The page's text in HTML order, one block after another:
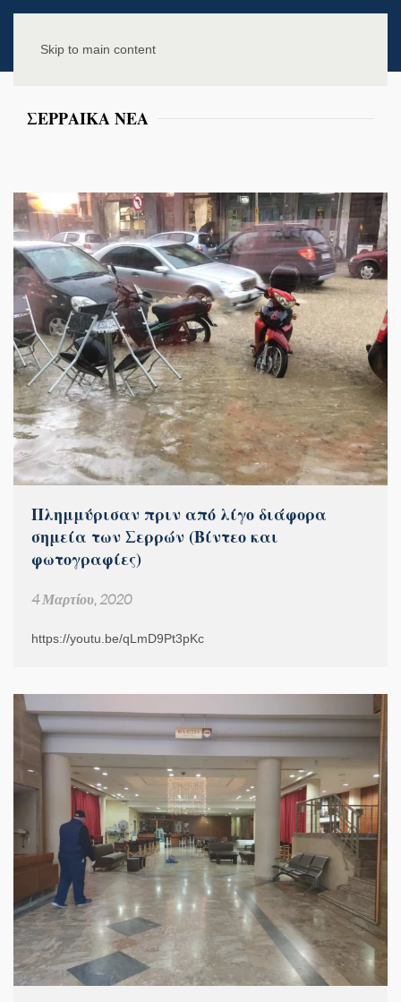
Skip to main content
ΣΕΡΡΑΙΚΑ ΝΕΑ
Πλημμύρισαν πριν από λίγο διάφορα
σημεία των Σερρών (Βίντεο και
φωτογραφίες)
4 Μαρτίου, 2020
https://youtu.be/qLmD9Pt3pKc